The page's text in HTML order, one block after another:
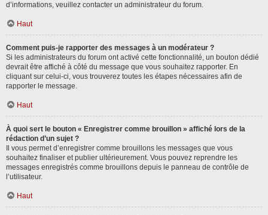
d’informations, veuillez contacter un administrateur du forum.
Haut
Comment puis-je rapporter des messages à un modérateur ?
Si les administrateurs du forum ont activé cette fonctionnalité, un bouton dédié
devrait être affiché à côté du message que vous souhaitez rapporter. En
cliquant sur celui-ci, vous trouverez toutes les étapes nécessaires afin de
rapporter le message.
Haut
À quoi sert le bouton « Enregistrer comme brouillon » affiché lors de la
rédaction d’un sujet ?
Il vous permet d’enregistrer comme brouillons les messages que vous
souhaitez finaliser et publier ultérieurement. Vous pouvez reprendre les
messages enregistrés comme brouillons depuis le panneau de contrôle de
l’utilisateur.
Haut